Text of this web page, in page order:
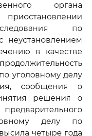
органа
по
неустановлением
в качестве
уголовному делу
сообщения о
решения о
делу по
четыре года